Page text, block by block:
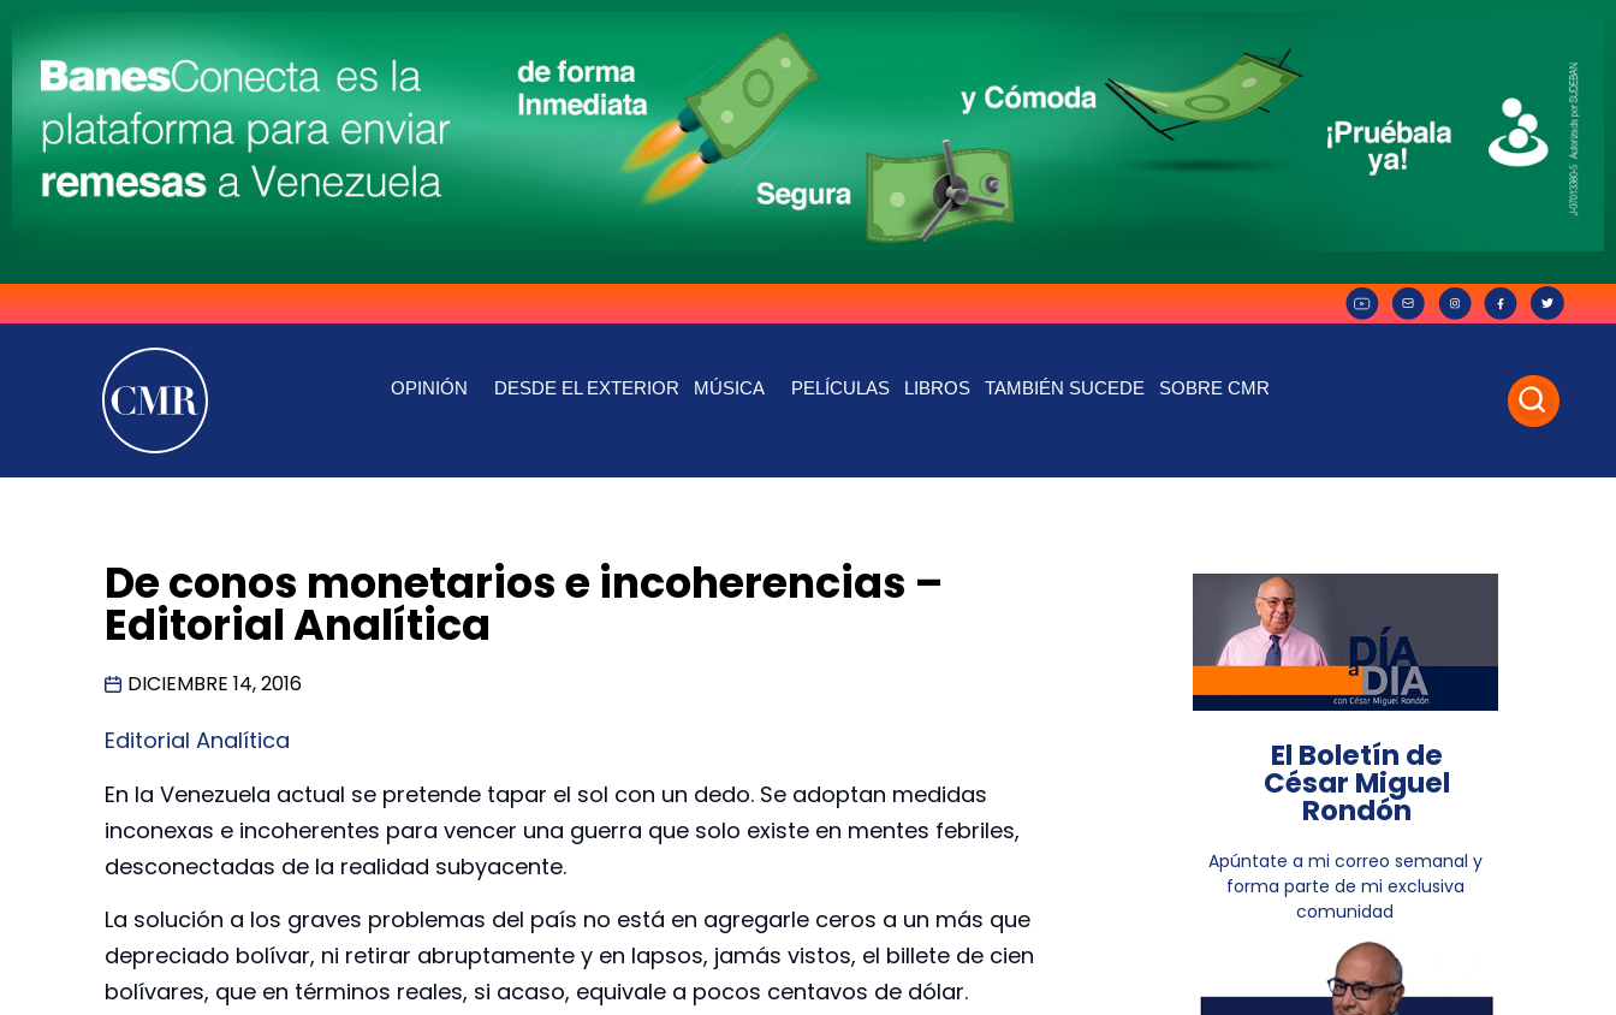
OPINIÓN DESDE EL EXTERIOR MÚSICA PELÍCULAS LIBROS TAMBIÉN SUCEDE SOBRE CMR
De conos monetarios e incoherencias –
Editorial Analítica
DICIEMBRE 14, 2016
Editorial Analítica
En la Venezuela actual se pretende tapar el sol con un dedo. Se adoptan medidas
inconexas e incoherentes para vencer una guerra que solo existe en mentes febriles,
desconectadas de la realidad subyacente.
La solución a los graves problemas del país no está en agregarle ceros a un más que
depreciado bolívar, ni retirar abruptamente y en lapsos, jamás vistos, el billete de cien
bolívares, que en términos reales, si acaso, equivale a pocos centavos de dólar.
El Boletín de
César Miguel
Rondón
Apúntate a mi correo semanal y
forma parte de mi exclusiva
comunidad